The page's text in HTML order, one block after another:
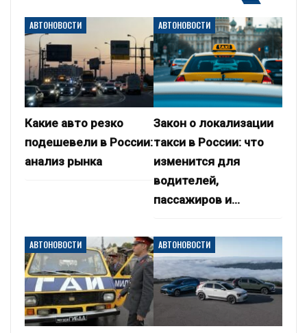
АВТОНОВОСТИ
Какие авто резко
подешевели в России:
анализ рынка
АВТОНОВОСТИ
Закон о локализации
такси в России: что
изменится для
водителей,
пассажиров и…
АВТОНОВОСТИ АВТОНОВОСТИ